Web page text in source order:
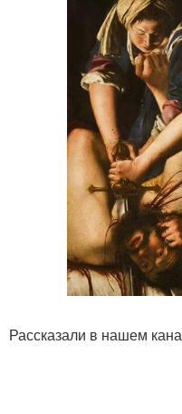
Рассказали в нашем